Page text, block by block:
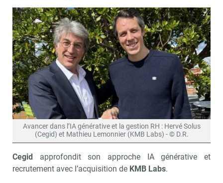
Avancer dans l’IA générative et la gestion RH : Hervé Solus
(Cegid) et Mathieu Lemonnier (KMB Labs) - © D.R.
Cegid approfondit son approche IA générative et
recrutement avec l’acquisition de KMB Labs.